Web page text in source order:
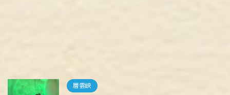
層雲峡